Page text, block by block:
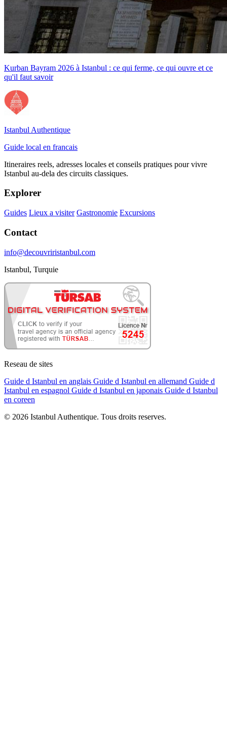
Kurban Bayram 2026 à Istanbul : ce qui ferme, ce qui ouvre et ce
qu'il faut savoir
Istanbul Authentique
Guide local en francais
Itineraires reels, adresses locales et conseils pratiques pour vivre
Istanbul au-dela des circuits classiques.
Explorer
Guides Lieux a visiter Gastronomie Excursions
Contact
info@decouvriristanbul.com
Istanbul, Turquie
Reseau de sites
Guide d Istanbul en anglais Guide d Istanbul en allemand Guide d
Istanbul en espagnol Guide d Istanbul en japonais Guide d Istanbul
en coreen
© 2026 Istanbul Authentique. Tous droits reserves.